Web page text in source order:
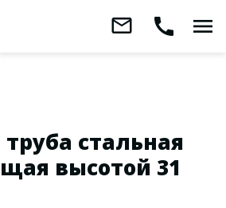
Заказать
mail_outline call menu
стальная
высотой 31